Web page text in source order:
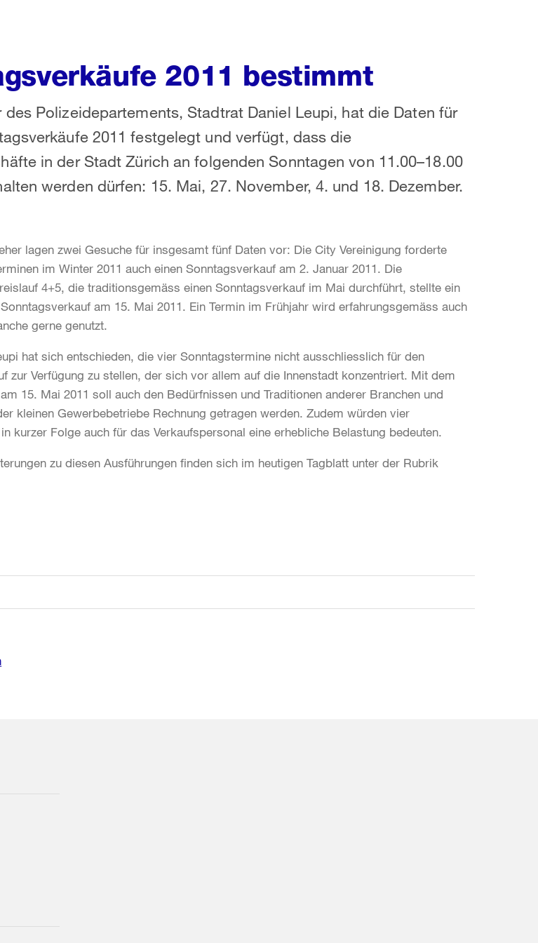
2011 bestimmt
des Polizeidepartements, Stadtrat Daniel Leupi, hat die Daten für
2011 festgelegt und verfügt, dass die
in der Stadt Zürich an folgenden Sonntagen von 11.00–18.00
werden dürfen: 15. Mai, 27. November, 4. und 18. Dezember.
lagen zwei Gesuche für insgesamt fünf Daten vor: Die City Vereinigung forderte
im Winter 2011 auch einen Sonntagsverkauf am 2. Januar 2011. Die
4+5, die traditionsgemäss einen Sonntagsverkauf im Mai durchführt, stellte ein
am 15. Mai 2011. Ein Termin im Frühjahr wird erfahrungsgemäss auch
gerne genutzt.
hat sich entschieden, die vier Sonntagstermine nicht ausschliesslich für den
zur Verfügung zu stellen, der sich vor allem auf die Innenstadt konzentriert. Mit dem
15. Mai 2011 soll auch den Bedürfnissen und Traditionen anderer Branchen und
kleinen Gewerbebetriebe Rechnung getragen werden. Zudem würden vier
kurzer Folge auch für das Verkaufspersonal eine erhebliche Belastung bedeuten.
zu diesen Ausführungen finden sich im heutigen Tagblatt unter der Rubrik